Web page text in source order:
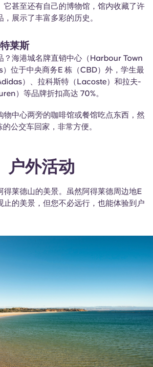
它甚至还有自己的博物馆，馆内收藏了许
展示了丰富多彩的历史。
莱斯
？海港城名牌直销中心（Harbour Town
位于中央商务E 栋（CBD）外，学生最
）、拉科斯特（Lacoste）和拉夫-
）等品牌折扣高达 70%。
物中心两旁的咖啡馆或餐馆吃点东西，然
公交车回家，非常方便。
户外活动
得莱德山的美景。虽然阿得莱德周边地E
止的美景，但您不必远行，也能体验到户